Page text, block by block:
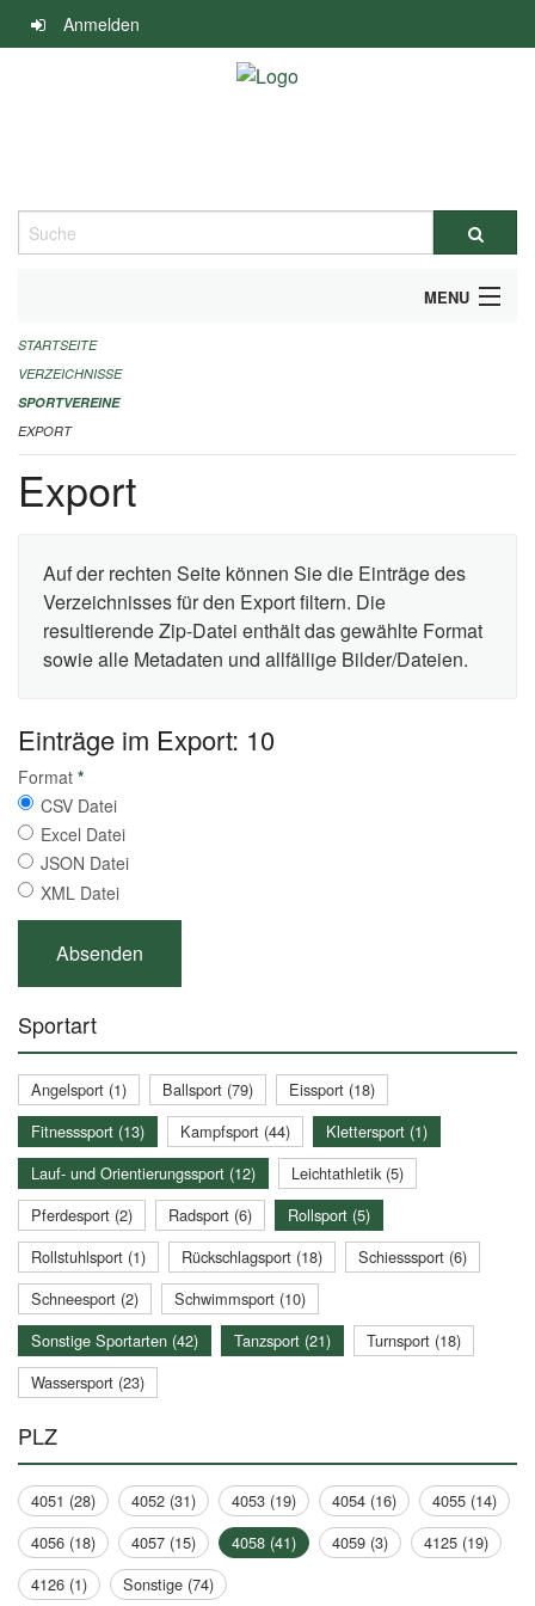
Navigation
überspringen
Anmelden
Suche
MENU
ALLGEMEINE INFORMATIONEN
FINANZIELLE UNTERSTÜTZUNG BENÖTIGT?
KONTAKT
STARTSEITE
VERZEICHNISSE
SPORTVEREINE
EXPORT
Export
Auf der rechten Seite können Sie die Einträge des
Verzeichnisses für den Export filtern. Die
resultierende Zip-Datei enthält das gewählte Format
sowie alle Metadaten und allfällige Bilder/Dateien.
Einträge im Export: 10
Format *
CSV Datei
Excel Datei
JSON Datei
XML Datei
Sportart
Angelsport (1) Ballsport (79)
Eissport (18)
Fitnesssport (13)
Kampfsport (44)
Klettersport (1)
Lauf- und Orientierungssport (12)
Leichtathletik (5)
Pferdesport (2)
Radsport (6)
Rollsport (5)
Rollstuhlsport (1)
Rückschlagsport (18)
Schiesssport (6)
Schneesport (2)
Schwimmsport (10)
Sonstige Sportarten (42)
Tanzsport (21)
Turnsport (18)
Wassersport (23)
PLZ
4051 (28) 4052 (31) 4053 (19) 4054 (16)
4055 (14)
4056 (18)
4057 (15) 4058 (41) 4059 (3)
4125 (19)
4126 (1)
Sonstige (74)